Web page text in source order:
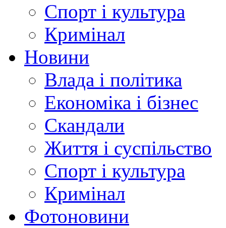
Спорт і культура
Кримінал
Новини
Влада і політика
Економіка і бізнес
Скандали
Життя і суспільство
Спорт і культура
Кримінал
Фотоновини